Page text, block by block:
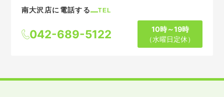
南大沢店に電話する TEL
042-689-5122
10時～19時
（水曜日定休）